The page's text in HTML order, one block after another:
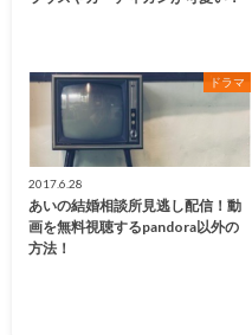
ドラマ
2017.6.28
あいの結婚相談所見逃し配信！動
画を無料視聴するpandora以外の
方法！